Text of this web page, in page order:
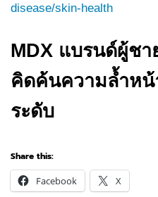
disease/skin-health
MDX แบรนด์ผู้ช
คิดค้นความล้ำหน้
ระดับ
Share this:
Facebook
X